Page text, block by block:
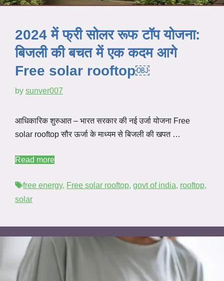
2024 में फ्री सोलर रूफ टॉप योजना:
बिजली की बचत में एक कदम आगे
Free solar rooftop￼
by sunver007
आधिकारिक शुरुआत – भारत सरकार की नई उर्जा योजना Free
solar rooftop सौर ऊर्जा के माध्यम से बिजली की खपत …
Read more
Tags
free energy, Free solar rooftop, govt of india, rooftop,
solar